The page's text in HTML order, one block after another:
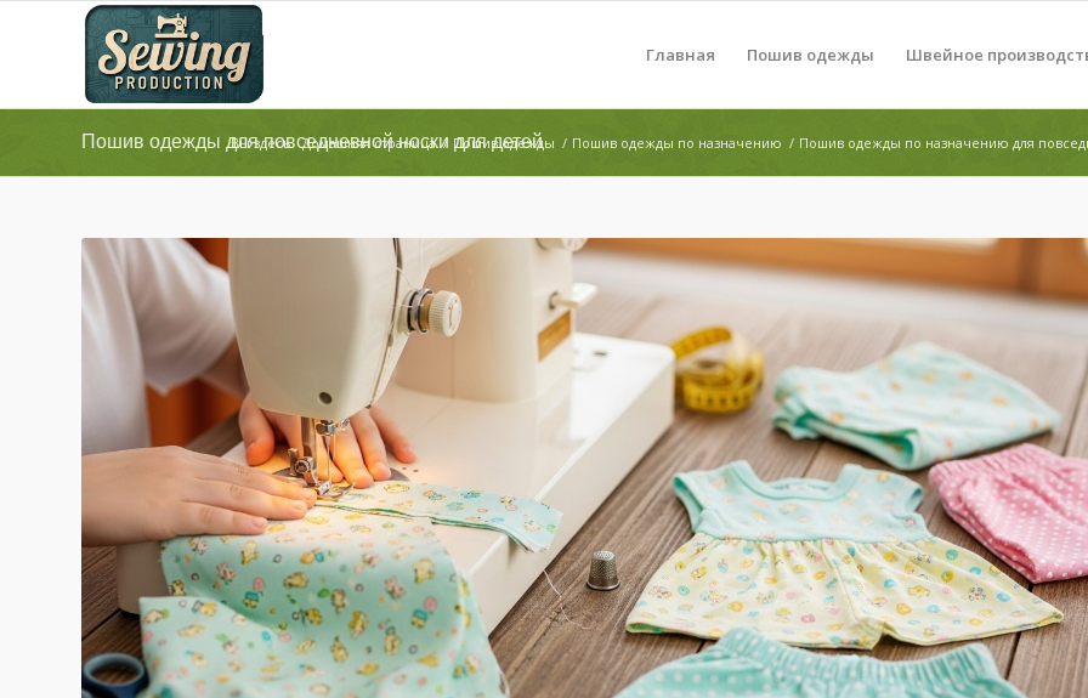
Главная Пошив одежды Швейное
Пошив одежды для повседневной носки для детей
Вы здесь: Домашняя страница / Пошив одежды / Пошив одежды по назначению / Пошив одежды по назначению для